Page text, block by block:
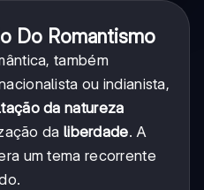
Do Romantismo
também
ou indianista,
da natureza
da liberdade. A
um tema recorrente